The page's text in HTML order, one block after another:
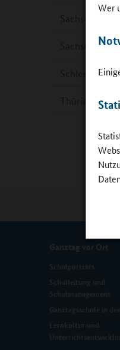
Wer
Sachsen
Sachsen-
Schleswig-
Thüringen
Ganztag vor Ort
Schulporträts
Schulleitung und
Schulmanagement
Ganztagsschule in
Lernkultur und